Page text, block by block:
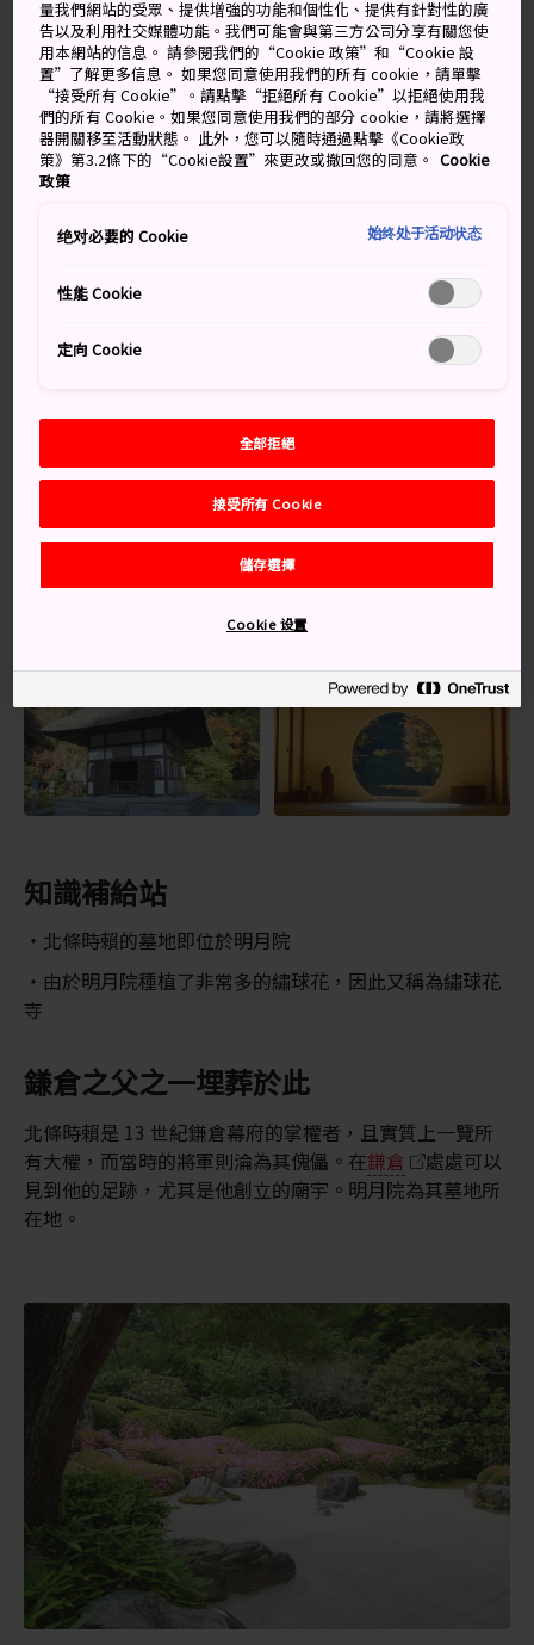
6 月或秋天時的景色特別宜人，可以欣賞到開滿繡球花的
庭園。
交通方式
明月院距離 JR 北鎌倉站僅 10 分鐘步行路程。從東京搭乘
知識補給站
北條時賴的墓地即位於明月院
由於明月院種植了非常多的繡球花，因此又稱為繡球花
寺
鎌倉之父之一埋葬於此
北條時賴是 13 世紀鎌倉幕府的掌權者，且實質上一覽所
有大權，而當時的將軍則淪為其傀儡。在鎌倉
處處可以
見到他的足跡，尤其是他創立的廟宇。明月院為其墓地所
在地。
量我們網站的受眾、提供增強的功能和個性化、提供有針對性的廣
告以及利用社交媒體功能。我們可能會與第三方公司分享有關您使
用本網站的信息。 請參閱我們的“Cookie 政策”和“Cookie 設
置”了解更多信息。 如果您同意使用我們的所有 cookie，請單擊
“接受所有 Cookie”。請點擊“拒絕所有 Cookie”以拒絕使用我
們的所有 Cookie。如果您同意使用我們的部分 cookie，請將選擇
器開關移至活動狀態。 此外，您可以隨時通過點擊《Cookie政
策》第3.2條下的“Cookie設置”來更改或撤回您的同意。 Cookie
政策
绝对必要的 Cookie 始终处于活动状态
性能 Cookie
定向 Cookie
全部拒絕
接受所有 Cookie
儲存選擇
Cookie 设置